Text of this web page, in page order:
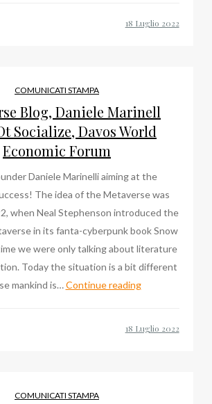
Forum,
Dt
Socialize
COMUNICATI STAMPA
Blog, Daniele Marinell
Socialize, Davos World
Economic Forum
Daniele Marinelli aiming at the
The idea of the Metaverse was
when Neal Stephenson introduced the
in its fanta-cyberpunk book Snow
we were only talking about literature
Today the situation is a bit different
mankind is…Continue readingMetaverse
COMUNICATI STAMPA